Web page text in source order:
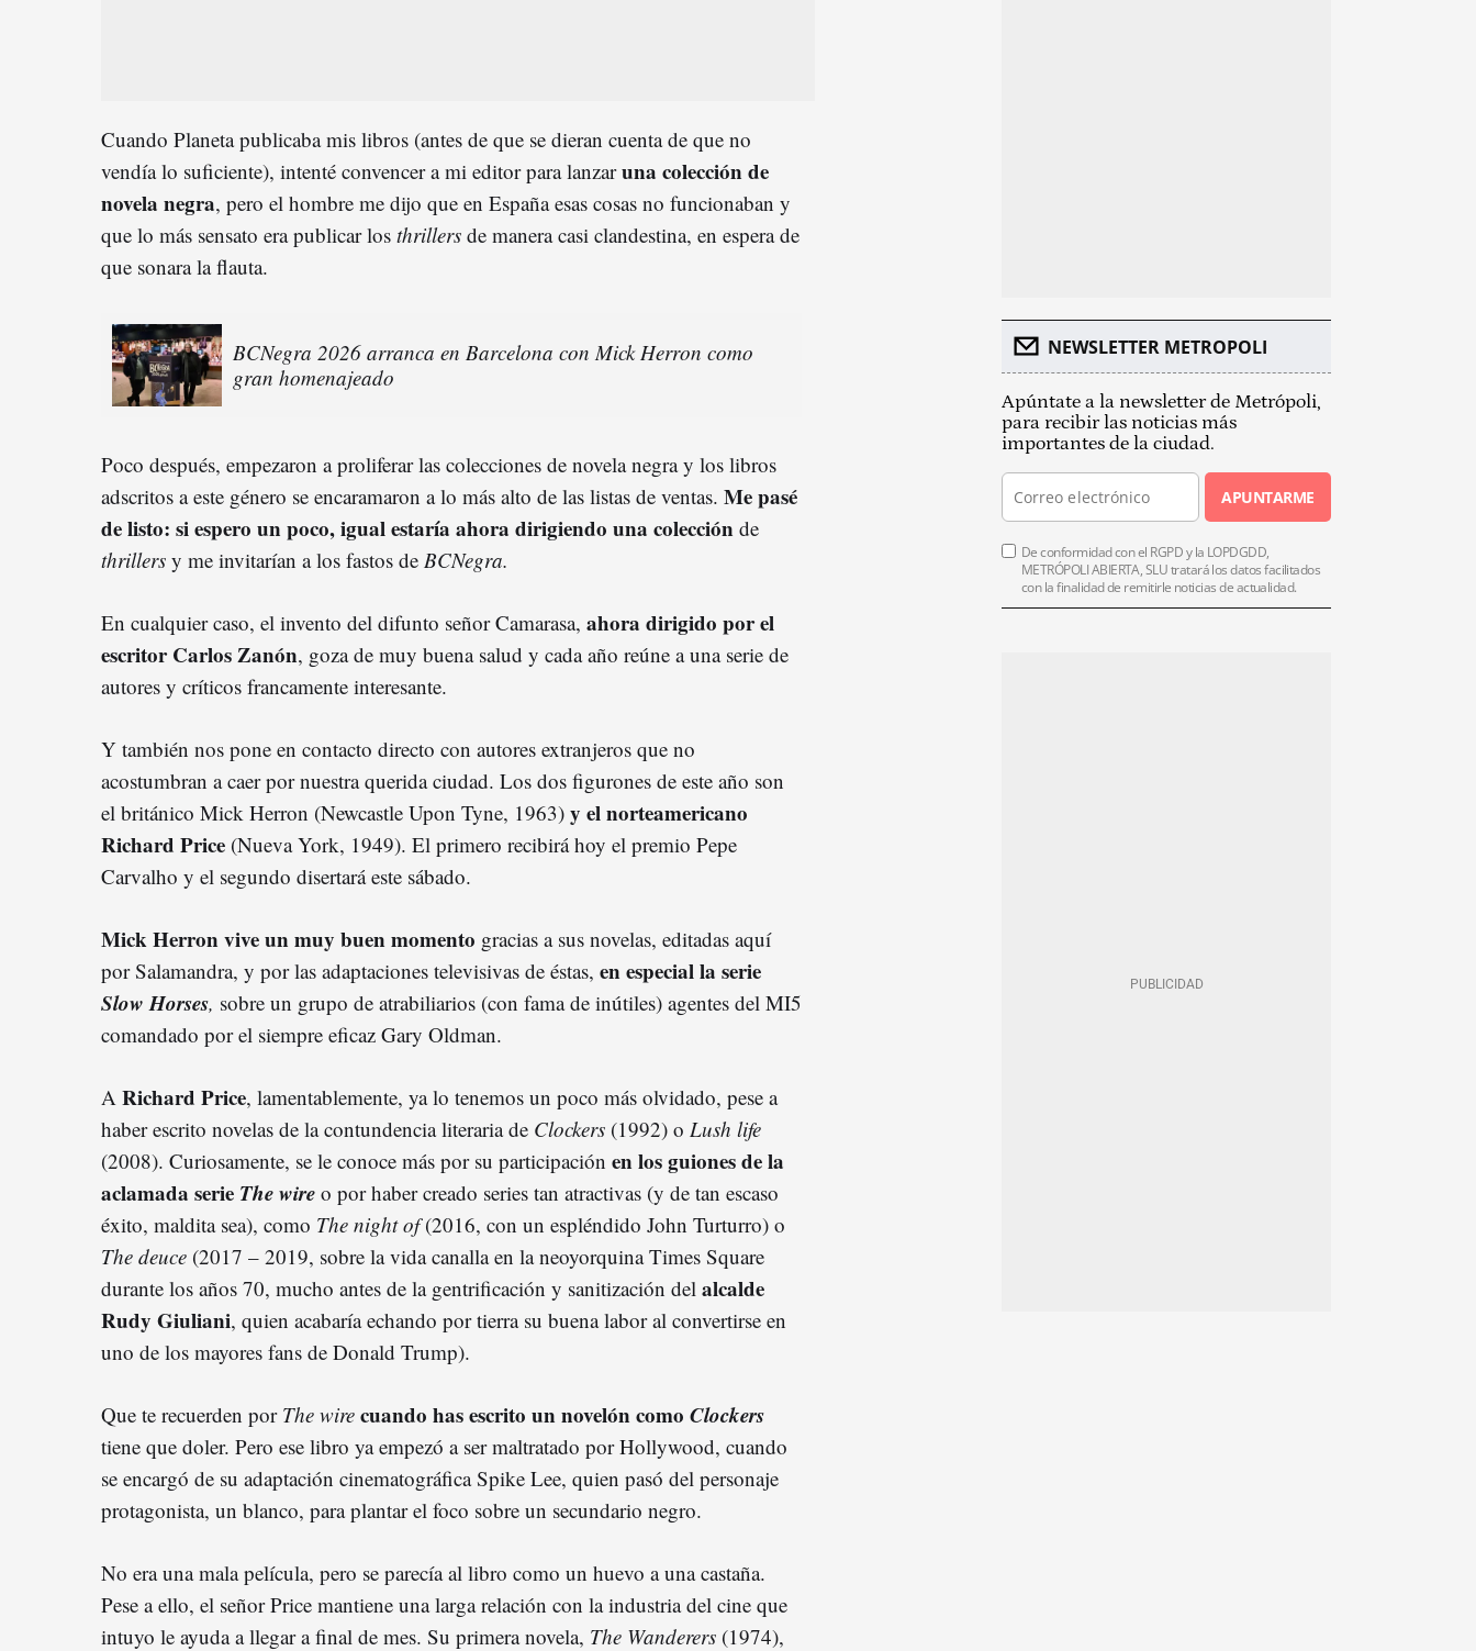
Cuando Planeta publicaba mis libros (antes de que se dieran cuenta de que no
vendía lo suficiente), intenté convencer a mi editor para lanzaruna colección de
novela negra, pero el hombre me dijo que en España esas cosas no funcionaban y
que lo más sensato era publicar los thrillers de manera casi clandestina, en espera de
que sonara la flauta.
BCNegra 2026 arranca en Barcelona con Mick Herron como
gran homenajeado
Poco después, empezaron a proliferar las colecciones de novela negra y los libros
adscritos a este género se encaramaron a lo más alto de las listas de ventas. Me pasé
de listo: si espero un poco, igual estaría ahora dirigiendo una colección de
thrillers y me invitarían a los fastos de BCNegra.
En cualquier caso, el invento del difunto señor Camarasa, ahora dirigido por el
escritor Carlos Zanón, goza de muy buena salud y cada año reúne a una serie de
autores y críticos francamente interesante.
Y también nos pone en contacto directo con autores extranjeros que no
acostumbran a caer por nuestra querida ciudad. Los dos figurones de este año son
el británico Mick Herron (Newcastle Upon Tyne, 1963) y el norteamericano
Richard Price (Nueva York, 1949). El primero recibirá hoy el premio Pepe
Carvalho y el segundo disertará este sábado.
Mick Herron vive un muy buen momento gracias a sus novelas, editadas aquí
por Salamandra, y por las adaptaciones televisivas de éstas, en especial la serie
Slow Horses, sobre un grupo de atrabiliarios (con fama de inútiles) agentes del MI5
comandado por el siempre eficaz Gary Oldman.
A Richard Price, lamentablemente, ya lo tenemos un poco más olvidado, pese a
haber escrito novelas de la contundencia literaria de Clockers (1992) o Lush life
(2008). Curiosamente, se le conoce más por su participación en los guiones de la
aclamada serie The wire o por haber creado series tan atractivas (y de tan escaso
éxito, maldita sea), como The night of(2016, con un espléndido John Turturro) o
The deuce (2017 – 2019, sobre la vida canalla en la neoyorquina Times Square
durante los años 70, mucho antes de la gentrificación y sanitización del alcalde
Rudy Giuliani, quien acabaría echando por tierra su buena labor al convertirse en
uno de los mayores fans de Donald Trump).
Que te recuerden por The wire cuando has escrito un novelón como Clockers
tiene que doler. Pero ese libro ya empezó a ser maltratado por Hollywood, cuando
se encargó de su adaptación cinematográfica Spike Lee, quien pasó del personaje
protagonista, un blanco, para plantar el foco sobre un secundario negro.
No era una mala película, pero se parecía al libro como un huevo a una castaña.
Pese a ello, el señor Price mantiene una larga relación con la industria del cine que
intuyo le ayuda a llegar a final de mes. Su primera novela, The Wanderers (1974),
NEWSLETTER METROPOLI
Apúntate a la newsletter de Metrópoli,
para recibir las noticias más
importantes de la ciudad.
APUNTARME
De conformidad con el RGPD y la LOPDGDD,
METRÓPOLI ABIERTA, SLU tratará los datos facilitados
con la finalidad de remitirle noticias de actualidad.